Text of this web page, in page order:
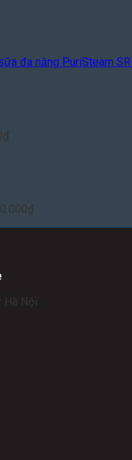
đa năng PuriSteam
₫
₫
Nội.